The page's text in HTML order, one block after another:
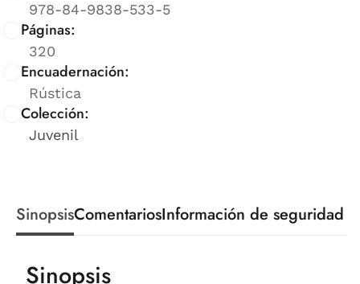
978-84-9838-533-5
Páginas:
320
Encuadernación:
Rústica
Colección:
Juvenil
SinopsisComentariosInformación de seguridad
Sinopsis